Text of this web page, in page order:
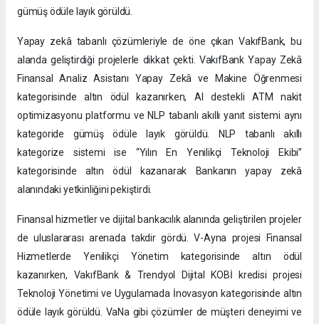
gümüş ödüle layık görüldü.
Yapay zekâ tabanlı çözümleriyle de öne çıkan VakıfBank, bu
alanda geliştirdiği projelerle dikkat çekti. VakıfBank Yapay Zekâ
Finansal Analiz Asistanı Yapay Zekâ ve Makine Öğrenmesi
kategorisinde altın ödül kazanırken, AI destekli ATM nakit
optimizasyonu platformu ve NLP tabanlı akıllı yanıt sistemi aynı
kategoride gümüş ödüle layık görüldü. NLP tabanlı akıllı
kategorize sistemi ise “Yılın En Yenilikçi Teknoloji Ekibi”
kategorisinde altın ödül kazanarak Bankanın yapay zekâ
alanındaki yetkinliğini pekiştirdi.
Finansal hizmetler ve dijital bankacılık alanında geliştirilen projeler
de uluslararası arenada takdir gördü. V-Ayna projesi Finansal
Hizmetlerde Yenilikçi Yönetim kategorisinde altın ödül
kazanırken, VakıfBank & Trendyol Dijital KOBİ kredisi projesi
Teknoloji Yönetimi ve Uygulamada İnovasyon kategorisinde altın
ödüle layık görüldü. VaNa gibi çözümler de müşteri deneyimi ve